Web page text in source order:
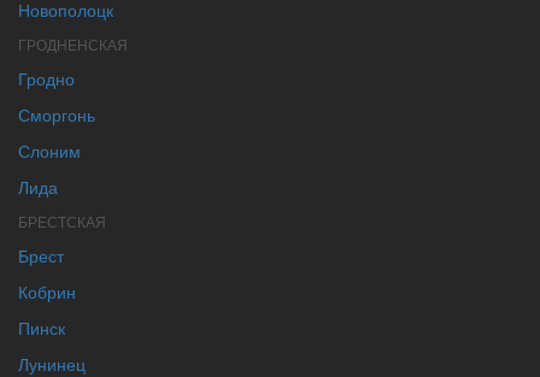
Новополоцк
ГРОДНЕНСКАЯ
Гродно
Сморгонь
Слоним
Лида
БРЕСТСКАЯ
Брест
Кобрин
Пинск
Лунинец